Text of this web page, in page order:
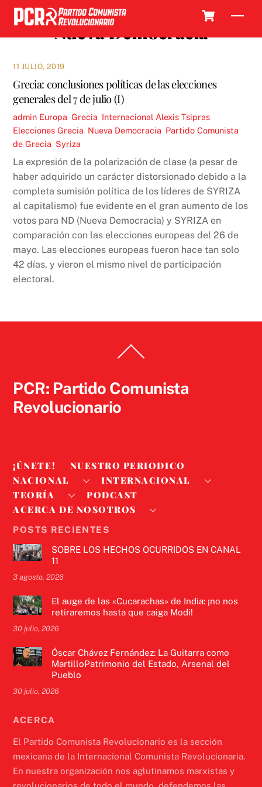
Skip
content
Nueva Democracia
11 JULIO, 2019
Grecia: conclusiones políticas de las elecciones
generales del 7 de julio (I)
admin Europa ,Grecia Internacional Alexis Tsipras
Elecciones Grecia Nueva Democracia Partido Comunista
de Grecia Syriza
La expresión de la polarización de clase (a pesar de
haber adquirido un carácter distorsionado debido a la
completa sumisión política de los líderes de SYRIZA
al capitalismo) fue evidente en el gran aumento de los
votos para ND (Nueva Democracia) y SYRIZA en
comparación con las elecciones europeas del 26 de
mayo. Las elecciones europeas fueron hace tan solo
42 días, y vieron el mismo nivel de participación
electoral.
To
PCR: Partido Comunista
Revolucionario
¡ÚNETE!
NUESTRO PERIODICO
NACIONAL
INTERNACIONAL
TEORÍA
PODCAST
ACERCA DE NOSOTROS
POSTS RECIENTES
SOBRE LOS HECHOS OCURRIDOS EN CANAL
11
3 agosto, 2026
El auge de las «Cucarachas» de India: ¡no nos
retiraremos hasta que caiga Modi!
30 julio, 2026
Óscar Chávez Fernández: La Guitarra como
MartilloPatrimonio del Estado, Arsenal del
Pueblo
30 julio, 2026
ACERCA
El Partido Comunista Revolucionario es la sección
mexicana de la Internacional Comunista Revolucionaria.
En nuestra organización nos aglutinamos marxistas y